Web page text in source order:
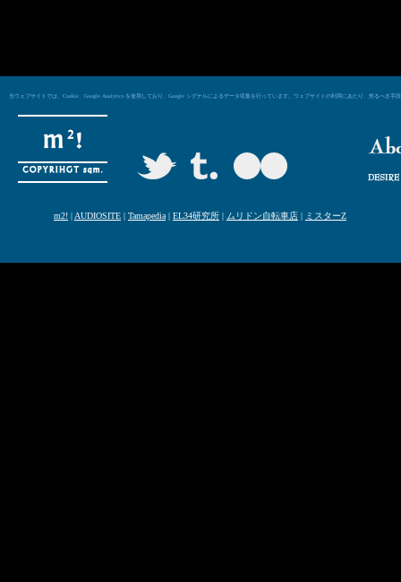
当ウェブサイトでは、Cookie、Google Analytics を使用しており、Google シグナルによるデータ収集を行っています。ウェブサイトの利用にあたり、然るべき
m2! | AUDIOSITE | Tamapedia | EL34研究所 | ムリドン自転車店 | ミスターZ